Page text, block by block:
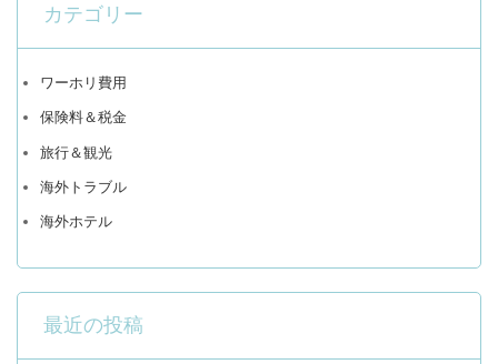
カテゴリー
ワーホリ費用
保険料＆税金
旅行＆観光
海外トラブル
海外ホテル
最近の投稿